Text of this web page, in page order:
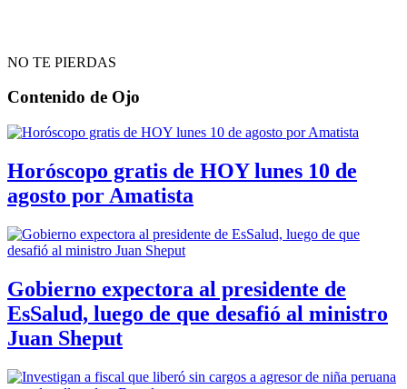
NO TE PIERDAS
Contenido de Ojo
Horóscopo gratis de HOY lunes 10 de
agosto por Amatista
Gobierno expectora al presidente de
EsSalud, luego de que desafió al ministro
Juan Sheput